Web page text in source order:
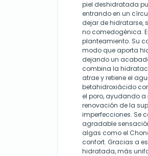
piel deshidratada
entrando en un
dejar de hidratarse,
no comedogénica.
planteamiento. Su
modo que aporta
dejando un
combina la
atrae y retiene el
betahidroxiácido
el poro, ayudando a
renovación de la
imperfecciones. Se
agradable
algas como el
confort. Gracias a
hidratada, más